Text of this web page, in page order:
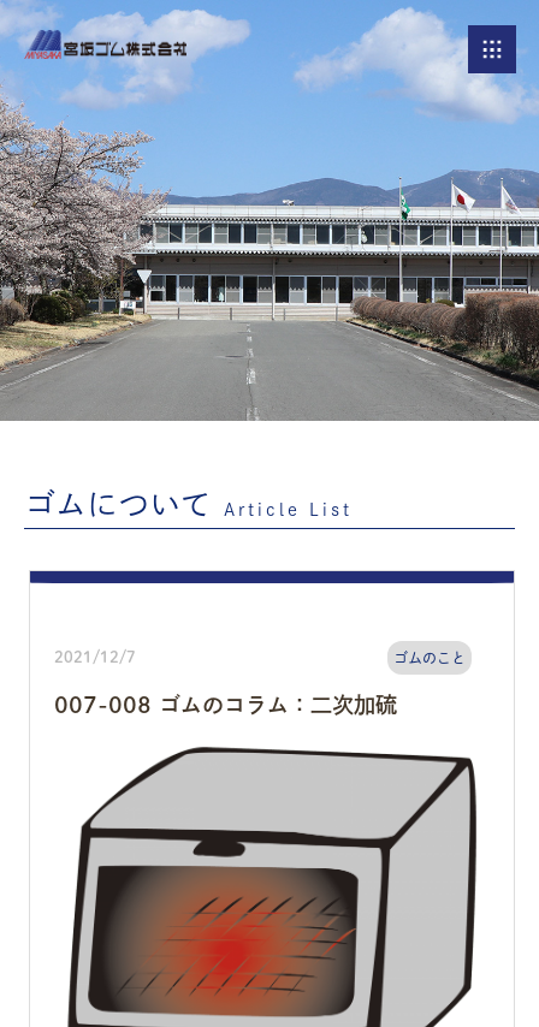
ゴムについて Article List
2021/12/7 ゴムのこと
007-008 ゴムのコラム：二次加硫